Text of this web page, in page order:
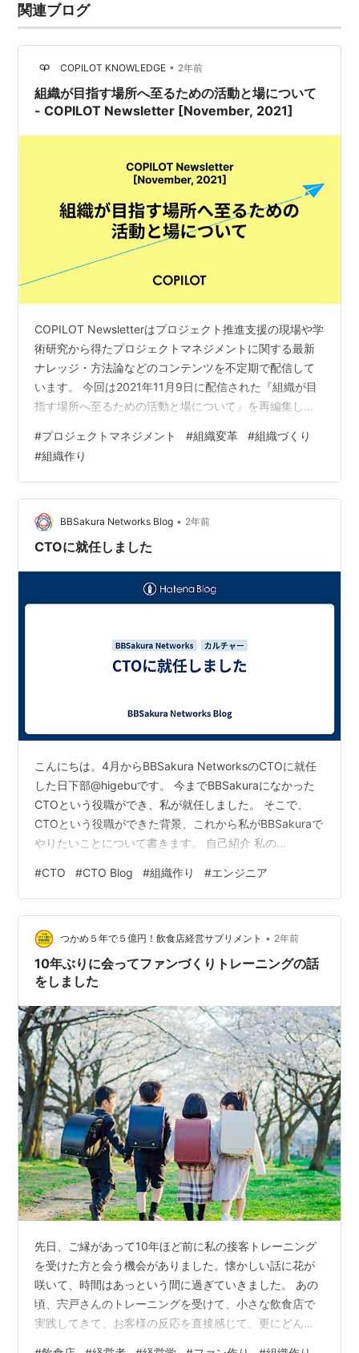
関連ブログ
COPILOT KNOWLEDGE • 2年前
組織が目指す場所へ至るための活動と場について
- COPILOT Newsletter [November, 2021]
COPILOT Newsletterはプロジェクト推進支援の現場や学
術研究から得たプロジェクトマネジメントに関する最新
ナレッジ・方法論などのコンテンツを不定期で配信して
います。 今回は2021年11月9日に配信された『組織が目
指す場所へ至るための活動と場について』を再編集して
ついて Appendix 定例ミーティングをうまく活用してプ
ロジェクトを推進するには？「不毛な集まり」を脱却す
る場の作り方 メソッド・ツール開発を経て、コパイロツ
トに訪れた変化 組織が目指す場所へ至るための活動と場
について 最近、とある企業の組織変革の取り組みにおい
て、プ…
#プロジェクトマネジメント #組織変革 #組織づくり
#組織作り
BBSakura Networks Blog • 2年前
CTOに就任しました
こんにちは。4月からBBSakura NetworksのCTOに就任
した日下部@higebuです。 今までBBSakuraになかった
CTOという役職ができ、私が就任しました。 そこで、
CTOという役職ができた背景、これから私がBBSakuraで
やりたいことについて書きます。 自己紹介 私の
BBSakura設立と同時にさくらインターネットから出向
2020年4月～2021年3月：開発本部長 2021年4月～2024
年3月：全社のテックリード 2021年4月～7月：OCX初期
開発 2021年8月～2022年3月：育児休業 2022年8月～…
#CTO #CTO Blog #組織作り #エンジニア
つかめ５年で５億円！飲食店経営サプリメント • 2年前
10年ぶりに会ってファンづくりトレーニングの話
をしました
先日、ご縁があって10年ほど前に私の接客トレーニング
を受けた方と会う機会がありました。懐かしい話に花が
咲いて、時間はあっという間に過ぎていきました。 あの
頃、宍戸さんのトレーニングを受けて、小さな飲食店で
実践してきて、お客様の反応を直接感じて、更にどんど